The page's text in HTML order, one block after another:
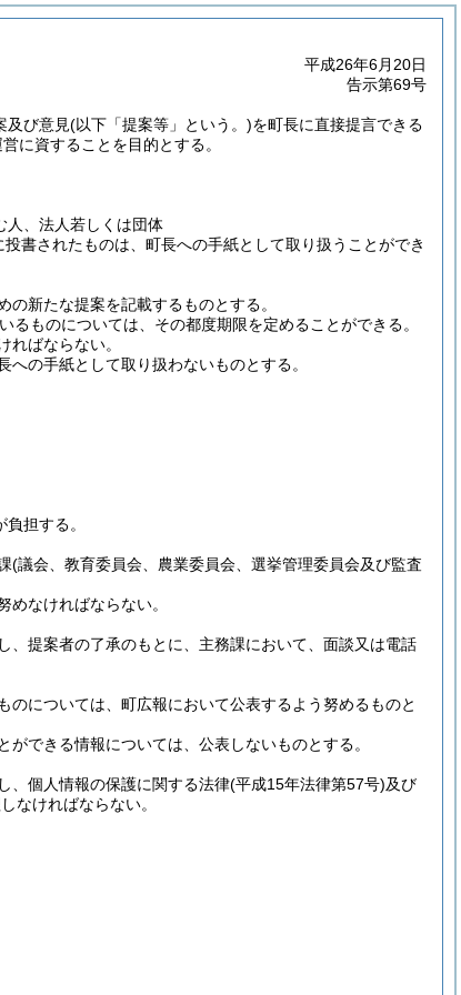
平成26年6月20日
告示第69号
及び意見(以下「提案等」という。)を町長に直接提言できる
に資することを目的とする。
、法人若しくは団体
書されたものは、町長への手紙として取り扱うことができ
新たな提案を記載するものとする。
るものについては、その都度期限を定めることができる。
ばならない。
の手紙として取り扱わないものとする。
担する。
(議会、教育委員会、農業委員会、選挙管理委員会及び監査
なければならない。
、提案者の了承のもとに、主務課において、面談又は電話
については、町広報において公表するよう努めるものと
できる情報については、公表しないものとする。
、個人情報の保護に関する法律(平成15年法律第57号)及び
なければならない。